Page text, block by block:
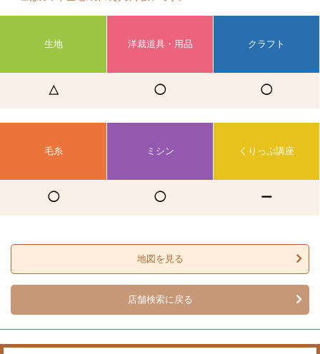
生地 洋裁道具・用品 クラフト
△ ◯ ◯
毛糸 ミシン くりっぷ講座
◯ ◯ ー
地図を見る
店舗検索に戻る